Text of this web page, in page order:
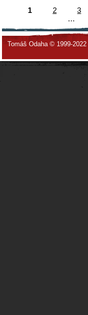
1 2 3
Tomáš Odaha © 1999-2022